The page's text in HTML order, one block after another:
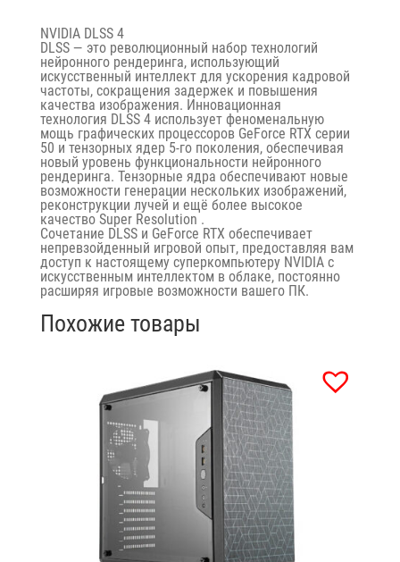
NVIDIA DLSS 4
DLSS — это революционный набор технологий
нейронного рендеринга, использующий
искусственный интеллект для ускорения кадровой
частоты, сокращения задержек и повышения
качества изображения. Инновационная
технология DLSS 4 использует феноменальную
мощь графических процессоров GeForce RTX серии
50 и тензорных ядер 5-го поколения, обеспечивая
новый уровень функциональности нейронного
рендеринга. Тензорные ядра обеспечивают новые
возможности генерации нескольких изображений,
реконструкции лучей и ещё более высокое
качество Super Resolution .
Сочетание DLSS и GeForce RTX обеспечивает
непревзойденный игровой опыт, предоставляя вам
доступ к настоящему суперкомпьютеру NVIDIA с
искусственным интеллектом в облаке, постоянно
расширяя игровые возможности вашего ПК.
Похожие товары